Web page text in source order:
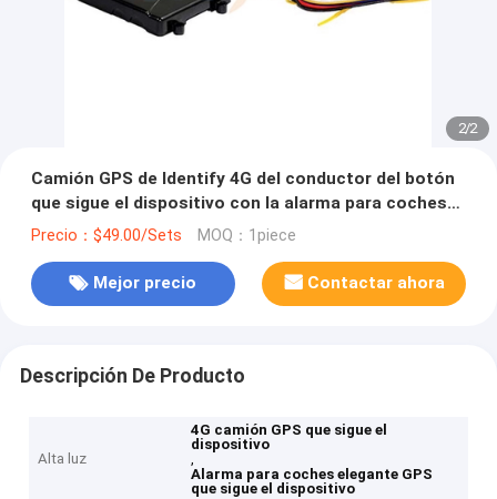
2/2
Camión GPS de Identify 4G del conductor del botón
que sigue el dispositivo con la alarma para coches
elegante
Precio：$49.00/Sets MOQ：1piece
Mejor precio Contactar ahora
Descripción De Producto
Alta luz
4G camión GPS que sigue el
dispositivo
,
Alarma para coches elegante GPS
que sigue el dispositivo